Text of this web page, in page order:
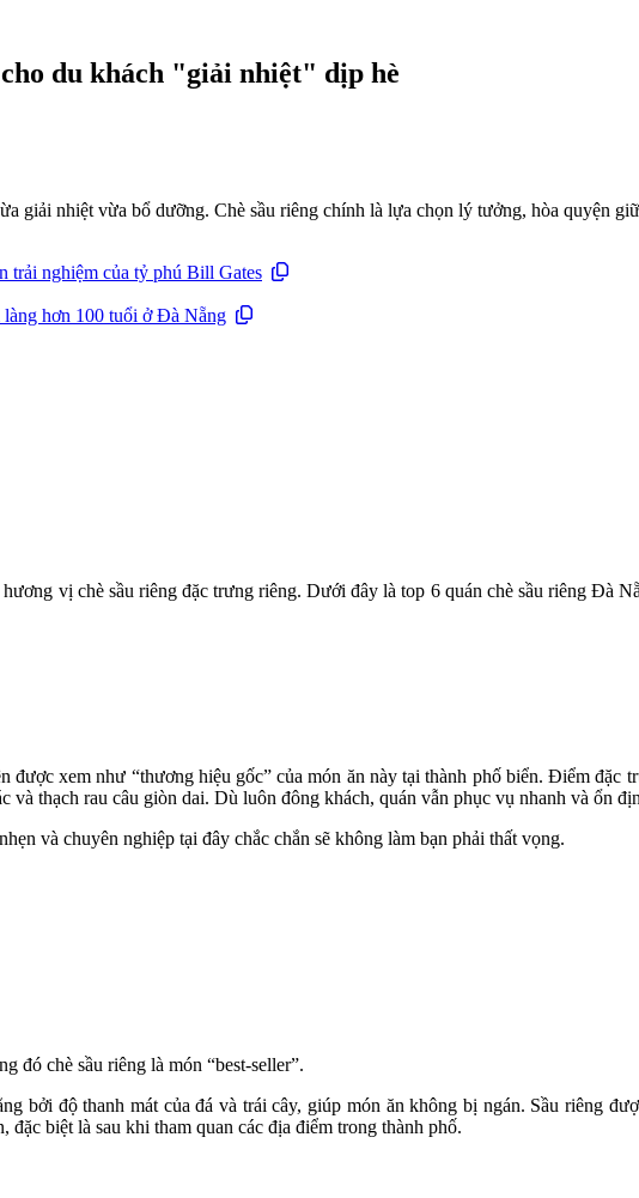
du khách "giải nhiệt" dịp hè
giải nhiệt vừa bổ dưỡng. Chè sầu riêng chính là lựa chọn lý tưởng, hòa quyện
trải nghiệm của tỷ phú Bill Gates
hơn 100 tuổi ở Đà Nẵng
vị chè sầu riêng đặc trưng riêng. Dưới đây là top 6 quán chè sầu riêng Đà
xem như “thương hiệu gốc” của món ăn này tại thành phố biển. Điểm đặc
thạch rau câu giòn dai. Dù luôn đông khách, quán vẫn phục vụ nhanh và ổn
và chuyên nghiệp tại đây chắc chắn sẽ không làm bạn phải thất vọng.
đó chè sầu riêng là món “best-seller”.
bởi độ thanh mát của đá và trái cây, giúp món ăn không bị ngán. Sầu riêng
biệt là sau khi tham quan các địa điểm trong thành phố.